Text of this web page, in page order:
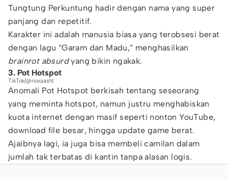
Tungtung Perkuntung hadir dengan nama yang super
panjang dan repetitif.
Karakter ini adalah manusia biasa yang terobsesi berat
dengan lagu “Garam dan Madu,” menghasilkan
brainrot absurdyang bikin ngakak.
3. Pot Hotspot
TikTok/@noxaasht
Anomali Pot Hotspot berkisah tentang seseorang
yang meminta hotspot, namun justru menghabiskan
kuota internet dengan masif seperti nonton YouTube,
download file besar, hingga update game berat.
Ajaibnya lagi, ia juga bisa membeli camilan dalam
jumlah tak terbatas di kantin tanpa alasan logis.